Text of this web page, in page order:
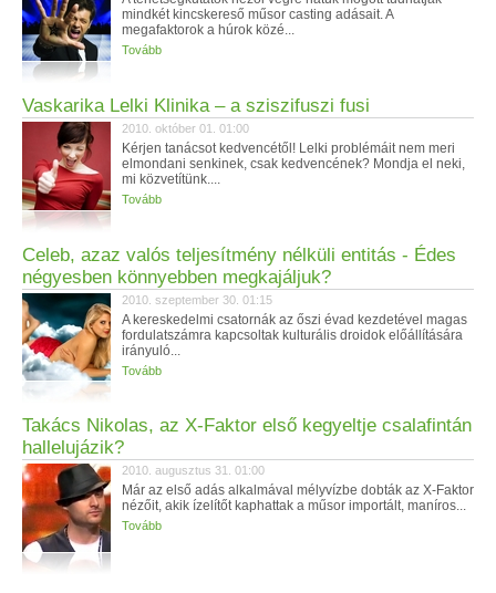
mindkét kincskereső műsor casting adásait. A
megafaktorok a húrok közé...
Tovább
Vaskarika Lelki Klinika – a sziszifuszi fusi
2010. október 01. 01:00
Kérjen tanácsot kedvencétől! Lelki problémáit nem meri
elmondani senkinek, csak kedvencének? Mondja el neki,
mi közvetítünk....
Tovább
Celeb, azaz valós teljesítmény nélküli entitás - Édes
négyesben könnyebben megkajáljuk?
2010. szeptember 30. 01:15
A kereskedelmi csatornák az őszi évad kezdetével magas
fordulatszámra kapcsoltak kulturális droidok előállítására
irányuló...
Tovább
Takács Nikolas, az X-Faktor első kegyeltje csalafintán
hallelujázik?
2010. augusztus 31. 01:00
Már az első adás alkalmával mélyvízbe dobták az X-Faktor
nézőit, akik ízelítőt kaphattak a műsor importált, maníros...
Tovább